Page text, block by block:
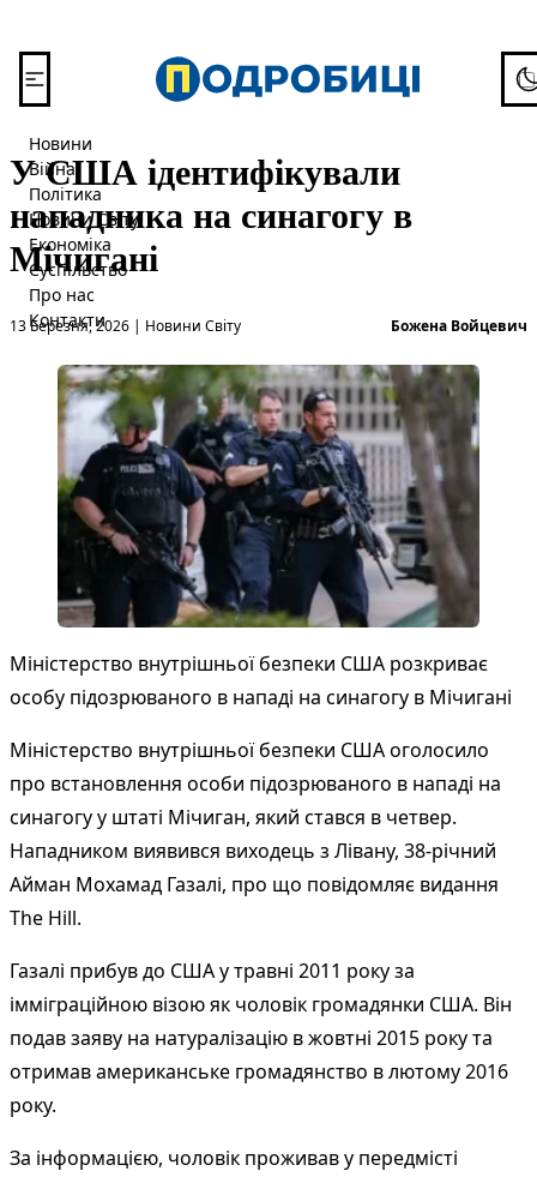
Новини
Війна
Політика
Новини Світу
Економіка
Суспільство
Про нас
Контакти
У США ідентифікували
нападника на синагогу в
Мічигані
13 Березня, 2026 |
Опубліковано вНовини Світу Божена Войцевич
Міністерство внутрішньої безпеки США розкриває
особу підозрюваного в нападі на синагогу в Мічигані
Міністерство внутрішньої безпеки США оголосило
про встановлення особи підозрюваного в нападі на
синагогу у штаті Мічиган, який стався в четвер.
Нападником виявився виходець з Лівану, 38-річний
Айман Мохамад Газалі, про що повідомляє видання
The Hill.
Газалі прибув до США у травні 2011 року за
імміграційною візою як чоловік громадянки США. Він
подав заяву на натуралізацію в жовтні 2015 року та
отримав американське громадянство в лютому 2016
року.
За інформацією, чоловік проживав у передмісті